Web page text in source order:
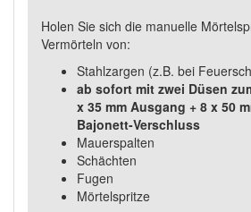
Holen Sie sich die manuelle
Vermörteln von:
Stahlzargen (z.B. bei
ab sofort mit zwei Düsen
x 35 mm Ausgang + 8 x 50
Bajonett-Verschluss
Mauerspalten
Schächten
Fugen
Mörtelspritze